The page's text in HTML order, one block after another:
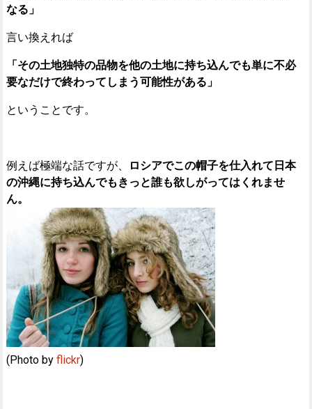
なる」
言い換えれば
「その土地独特の品物を他の土地に持ち込んでも単に不必
要なだけで終わってしまう可能性がある」
ということです。
例えば極端な話ですが、
ロシアでこの帽子を仕入れて日本
の沖縄に持ち込んでもきっと誰も欲しがってはくれませ
ん。
(Photo byflickr)